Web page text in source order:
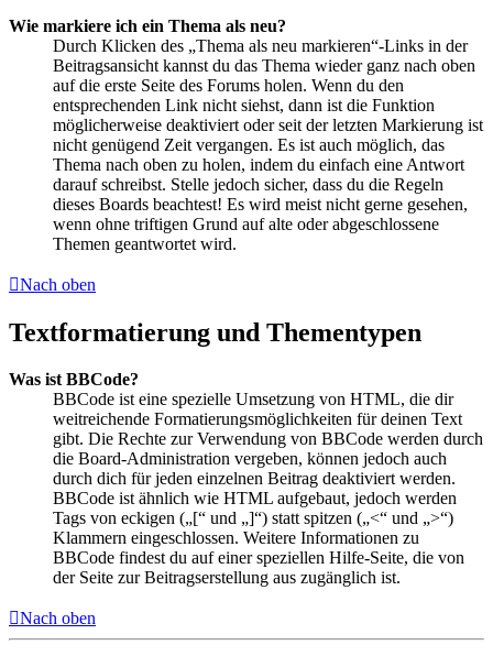
Wie markiere ich ein Thema als neu?
Durch Klicken des „Thema als neu markieren“-Links in der
Beitragsansicht kannst du das Thema wieder ganz nach oben
auf die erste Seite des Forums holen. Wenn du den
entsprechenden Link nicht siehst, dann ist die Funktion
möglicherweise deaktiviert oder seit der letzten Markierung ist
nicht genügend Zeit vergangen. Es ist auch möglich, das
Thema nach oben zu holen, indem du einfach eine Antwort
darauf schreibst. Stelle jedoch sicher, dass du die Regeln
dieses Boards beachtest! Es wird meist nicht gerne gesehen,
wenn ohne triftigen Grund auf alte oder abgeschlossene
Themen geantwortet wird.
Nach oben
Textformatierung und Thementypen
Was ist BBCode?
BBCode ist eine spezielle Umsetzung von HTML, die dir
weitreichende Formatierungsmöglichkeiten für deinen Text
gibt. Die Rechte zur Verwendung von BBCode werden durch
die Board-Administration vergeben, können jedoch auch
durch dich für jeden einzelnen Beitrag deaktiviert werden.
BBCode ist ähnlich wie HTML aufgebaut, jedoch werden
Tags von eckigen („[“ und „]“) statt spitzen („<“ und „>“)
Klammern eingeschlossen. Weitere Informationen zu
BBCode findest du auf einer speziellen Hilfe-Seite, die von
der Seite zur Beitragserstellung aus zugänglich ist.
Nach oben